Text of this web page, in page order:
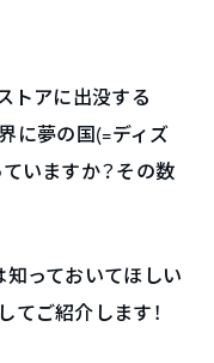
トアに出没する
に夢の国(=ディズ
いますか？その数
知っておいてほしい
てご紹介します！